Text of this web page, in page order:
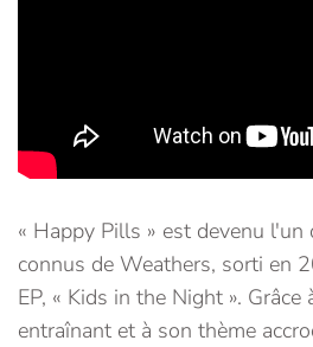
« Happy Pills » est devenu
connus de Weathers, sorti en
EP, « Kids in the Night ».
entraînant et à son thème